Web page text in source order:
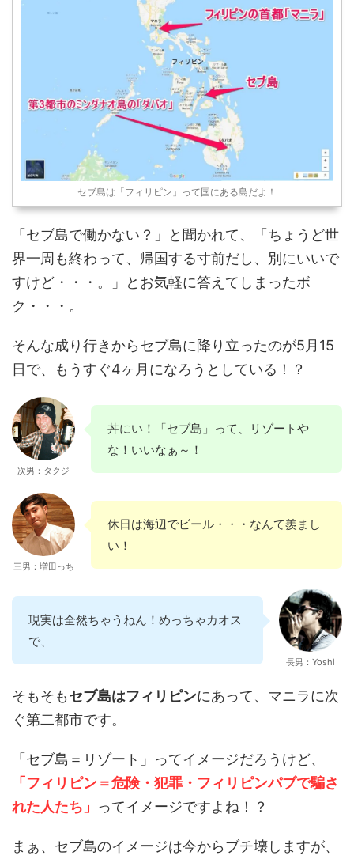
セブ島は「フィリピン」って国にある島だよ！
「セブ島で働かない？」と聞かれて、「ちょうど世
界一周も終わって、帰国する寸前だし、別にいいで
すけど・・・。」とお気軽に答えてしまったボ
ク・・・。
そんな成り行きからセブ島に降り立ったのが5月15
日で、もうすぐ4ヶ月になろうとしている！？
次男：タクジ
丼にい！「セブ島」って、リゾートや
な！いいなぁ～！
三男：増田っち
休日は海辺でビール・・・なんて羨まし
い！
現実は全然ちゃうねん！めっちゃカオス
で、ヤバいわ！
長男：Yoshi
そもそもセブ島はフィリピンにあって、マニラに次
ぐ第二都市です。
「セブ島＝リゾート」ってイメージだろうけど、
「フィリピン＝危険・犯罪・フィリピンパブで騙さ
れた人たち」 ってイメージですよね！？
まぁ、セブ島のイメージは今からブチ壊しますが、